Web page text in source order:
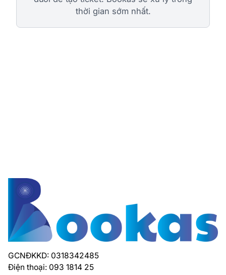
thời gian sớm nhất.
GCNĐKKD: 0318342485
Điện thoại: 093 1814 25